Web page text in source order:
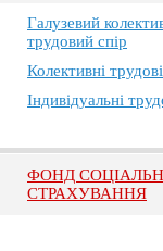
Галузевий
трудовий спір
Колективні
Індивідуальні
ФОНД
СТРАХУВАННЯ